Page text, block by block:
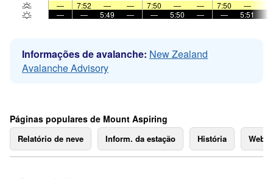
—
7:52 — — 7:50 — — 7:50 —
—
— 5:49 — — 5:50 — — 5:51
Informações de avalanche: New Zealand
Avalanche Advisory
Páginas populares de Mount Aspiring
Relatório de neve Inform. da estação História